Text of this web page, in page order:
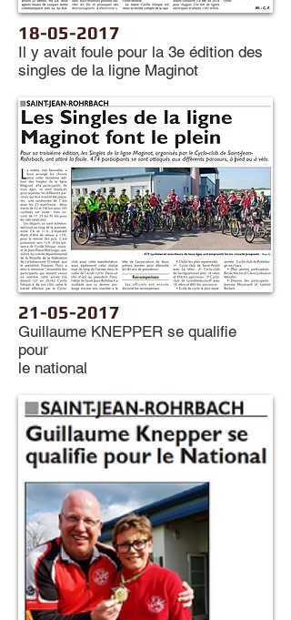
18-05-2017
Il y avait foule pour la 3e édition des
singles de la ligne Maginot
21-05-2017
Guillaume KNEPPER se qualifie
pour
le national